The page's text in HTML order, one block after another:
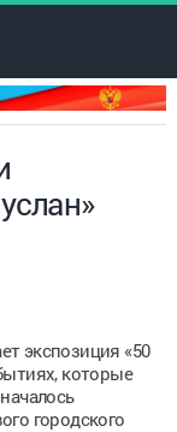
экспозиция «50
которые
городского